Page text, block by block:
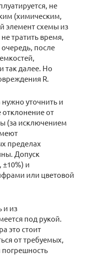
не
(химическим,
элемент схемы из
тратить время,
после
так далее. Но
R.
уточнить и
отклонение от
(за исключением
пределах
Допуск
и
или цветовой
и из
под рукой.
это стоит
от требуемых,
погрешность